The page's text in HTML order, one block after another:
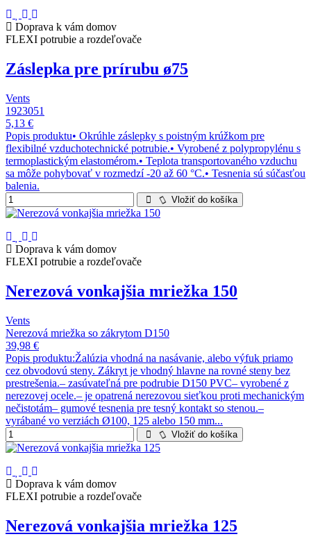
Doprava k vám domov
FLEXI potrubie a rozdeľovače
Záslepka pre prírubu ø75
Vents
1923051
5,13 €
Popis produktu• Okrúhle záslepky s poistným krúžkom pre
flexibilné vzduchotechnické potrubie.• Vyrobené z polypropylénu s
termoplastickým elastomérom.• Teplota transportovaného vzduchu
sa môže pohybovať v rozmedzí -20 až 60 °C.• Tesnenia sú súčasťou
balenia.
Vložiť do košíka
Doprava k vám domov
FLEXI potrubie a rozdeľovače
Nerezová vonkajšia mriežka 150
Vents
Nerezová mriežka so zákrytom D150
39,98 €
Popis produktu:Žalúzia vhodná na nasávanie, alebo výfuk priamo
cez obvodovú steny. Zákryt je vhodný hlavne na rovné steny bez
prestrešenia.– zasúvateľná pre podrubie D150 PVC– vyrobené z
nerezovej ocele.– je opatrená nerezovou sieťkou proti mechanickým
nečistotám– gumové tesnenia pre tesný kontakt so stenou.–
vyrábané vo verziách Ø100, 125 alebo 150 mm...
Vložiť do košíka
Doprava k vám domov
FLEXI potrubie a rozdeľovače
Nerezová vonkajšia mriežka 125